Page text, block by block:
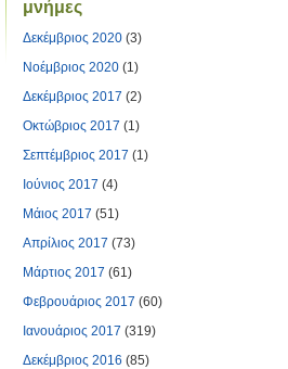
μνήμες
Δεκέμβριος 2020 (3)
Νοέμβριος 2020 (1)
Δεκέμβριος 2017 (2)
Οκτώβριος 2017 (1)
Σεπτέμβριος 2017 (1)
Ιούνιος 2017 (4)
Μάιος 2017 (51)
Απρίλιος 2017 (73)
Μάρτιος 2017 (61)
Φεβρουάριος 2017 (60)
Ιανουάριος 2017 (319)
Δεκέμβριος 2016 (85)